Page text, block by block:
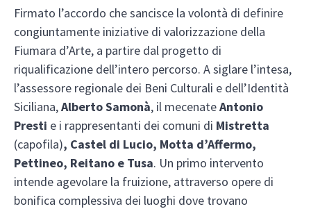
Firmato l’accordo che sancisce la volontà di definire
congiuntamente iniziative di valorizzazione della
Fiumara d’Arte, a partire dal progetto di
riqualificazione dell’intero percorso. A siglare l’intesa,
l’assessore regionale dei Beni Culturali e dell’Identità
Siciliana,Alberto Samonà, il mecenateAntonio
Presti e i rappresentanti dei comuni di Mistretta
(capofila), Castel di Lucio, Motta d’Affermo,
Pettineo, Reitano e Tusa. Un primo intervento
intende agevolare la fruizione, attraverso opere di
bonifica complessiva dei luoghi dove trovano